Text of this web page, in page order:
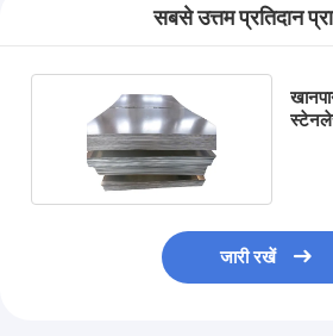
सबसे उत्तम प्रतिदान
जारी रखें